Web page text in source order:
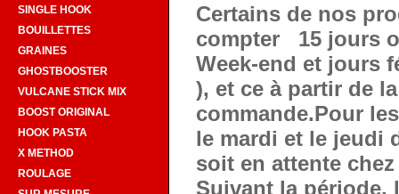
SINGLE HOOK
BOUILLETTES
GRAINES
GHOSTBOOSTER
VULCANE STICK MIX
BOOST ORIGINAL
HOOK PASTA
X METHOD
ROULAGE
Certains de nos
compter 15 jours
Week-end et jours
), et ce à partir de
commande.Pour
le mardi et le jeudi
soit en attente
Suivant la période,